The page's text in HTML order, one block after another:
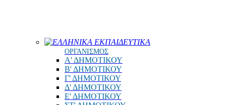
ΕΛΛΗΝΙΚΑ ΕΚΠΑΙΔΕΥΤΙΚΑ
ΟΡΓΑΝΙΣΜΟΣ
Α' ΔΗΜΟΤΙΚΟΥ
Β' ΔΗΜΟΤΙΚΟΥ
Γ' ΔΗΜΟΤΙΚΟΥ
Δ' ΔΗΜΟΤΙΚΟΥ
Ε' ΔΗΜΟΤΙΚΟΥ